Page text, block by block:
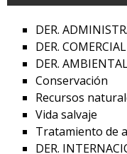
DER.
DER. COMERCIAL
DER.
Conservación
Recursos
Vida salvaje
Tratamiento de
DER.